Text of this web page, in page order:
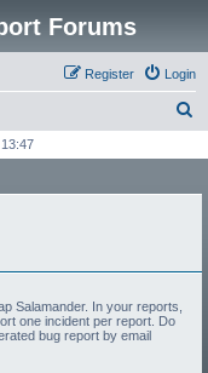
Forums
Login
Register
r
Salamander. In your reports,
one incident per report. Do
bug report by email